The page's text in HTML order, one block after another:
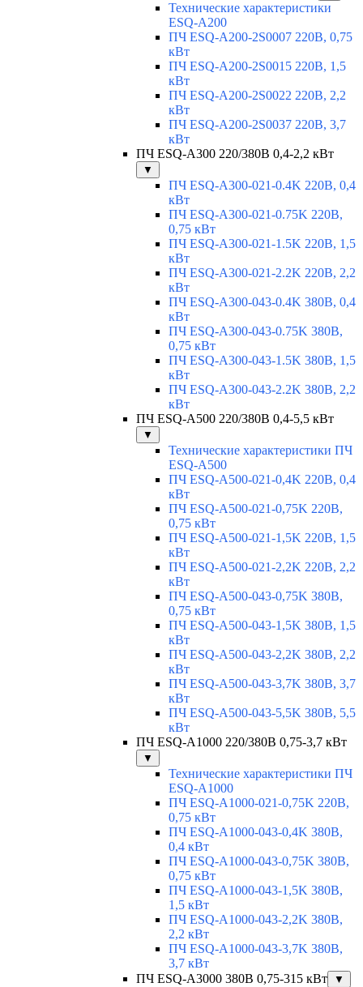
Технические характеристики
ESQ-A200
ПЧ ESQ-A200-2S0007 220В, 0,75
кВт
ПЧ ESQ-A200-2S0015 220В, 1,5
кВт
ПЧ ESQ-A200-2S0022 220В, 2,2
кВт
ПЧ ESQ-A200-2S0037 220В, 3,7
кВт
ПЧ ESQ-A300 220/380В 0,4-2,2 кВт
▼
ПЧ ESQ-A300-021-0.4K 220В, 0,4
кВт
ПЧ ESQ-A300-021-0.75K 220В,
0,75 кВт
ПЧ ESQ-A300-021-1.5K 220В, 1,5
кВт
ПЧ ESQ-A300-021-2.2K 220В, 2,2
кВт
ПЧ ESQ-A300-043-0.4K 380В, 0,4
кВт
ПЧ ESQ-A300-043-0.75K 380В,
0,75 кВт
ПЧ ESQ-A300-043-1.5K 380В, 1,5
кВт
ПЧ ESQ-A300-043-2.2K 380В, 2,2
кВт
ПЧ ESQ-A500 220/380В 0,4-5,5 кВт
▼
Технические характеристики ПЧ
ESQ-A500
ПЧ ESQ-A500-021-0,4K 220В, 0,4
кВт
ПЧ ESQ-A500-021-0,75K 220В,
0,75 кВт
ПЧ ESQ-A500-021-1,5K 220В, 1,5
кВт
ПЧ ESQ-A500-021-2,2K 220В, 2,2
кВт
ПЧ ESQ-A500-043-0,75K 380В,
0,75 кВт
ПЧ ESQ-A500-043-1,5K 380В, 1,5
кВт
ПЧ ESQ-A500-043-2,2K 380В, 2,2
кВт
ПЧ ESQ-A500-043-3,7K 380В, 3,7
кВт
ПЧ ESQ-A500-043-5,5K 380В, 5,5
кВт
ПЧ ESQ-A1000 220/380В 0,75-3,7 кВт
▼
Технические характеристики ПЧ
ESQ-A1000
ПЧ ESQ-A1000-021-0,75K 220В,
0,75 кВт
ПЧ ESQ-A1000-043-0,4K 380В,
0,4 кВт
ПЧ ESQ-A1000-043-0,75K 380В,
0,75 кВт
ПЧ ESQ-A1000-043-1,5K 380В,
1,5 кВт
ПЧ ESQ-A1000-043-2,2K 380В,
2,2 кВт
ПЧ ESQ-A1000-043-3,7K 380В,
3,7 кВт
ПЧ ESQ-A3000 380В 0,75-315 кВт
▼